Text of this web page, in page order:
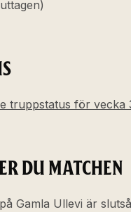
truppstatus för vecka
DU MATCHEN
Gamla Ullevi är